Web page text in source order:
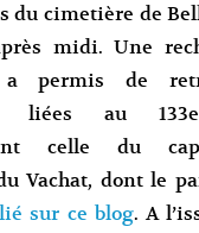
du cimetière de
midi. Une
permis de
liées au
celle du
Vachat, dont le
sur ce blog. A